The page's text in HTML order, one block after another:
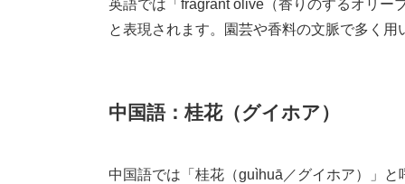
英語では「fragrant olive（香りのするオリー
と表現されます。園芸や香料の文脈で多く用
中国語：桂花（グイホア）
中国語では「桂花（guìhuā／グイホア）」